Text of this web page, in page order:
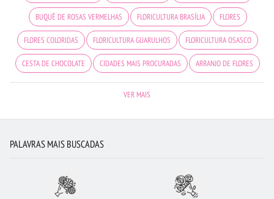
BUQUÊ DE ROSAS VERMELHAS FLORICULTURA BRASÍLIA FLORES
FLORES COLORIDAS FLORICULTURA GUARULHOS FLORICULTURA OSASCO
CESTA DE CHOCOLATE CIDADES MAIS PROCURADAS ARRANJO DE FLORES
FLORES VERMELHAS FLORICULTURA RECIFE
VER MAIS
PALAVRAS MAIS BUSCADAS